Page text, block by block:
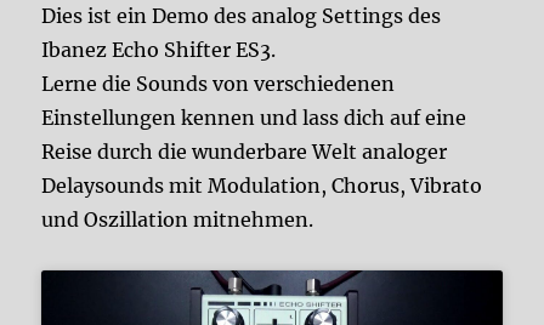
Dies ist ein Demo des analog Settings des
Ibanez Echo Shifter ES3.
Lerne die Sounds von verschiedenen
Einstellungen kennen und lass dich auf eine
Reise durch die wunderbare Welt analoger
Delaysounds mit Modulation, Chorus, Vibrato
und Oszillation mitnehmen.